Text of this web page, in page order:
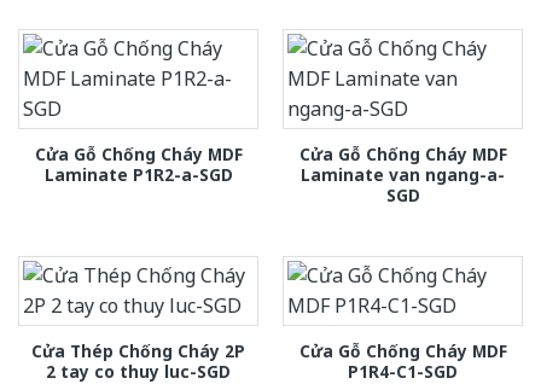
Cửa Gỗ Chống Cháy MDF
Laminate P1R2-a-SGD
Cửa Gỗ Chống Cháy MDF
Laminate van ngang-a-
SGD
Cửa Thép Chống Cháy 2P
2 tay co thuy luc-SGD
Cửa Gỗ Chống Cháy MDF
P1R4-C1-SGD